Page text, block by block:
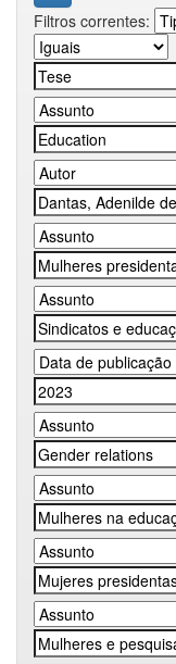
Filtros correntes: